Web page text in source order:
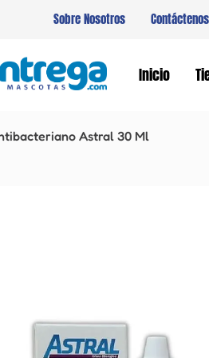
Sobre Nosotros Contáctenos
Inicio
Astral 30 Ml